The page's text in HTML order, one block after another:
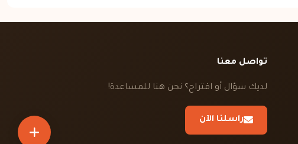
تواصل معنا
لديك سؤال أو اقتراح؟ نحن هنا للمساعدة!
راسلنا الآن